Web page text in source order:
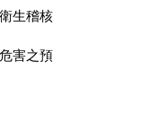
生稽核
害之預